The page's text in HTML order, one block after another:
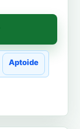
Aptoide